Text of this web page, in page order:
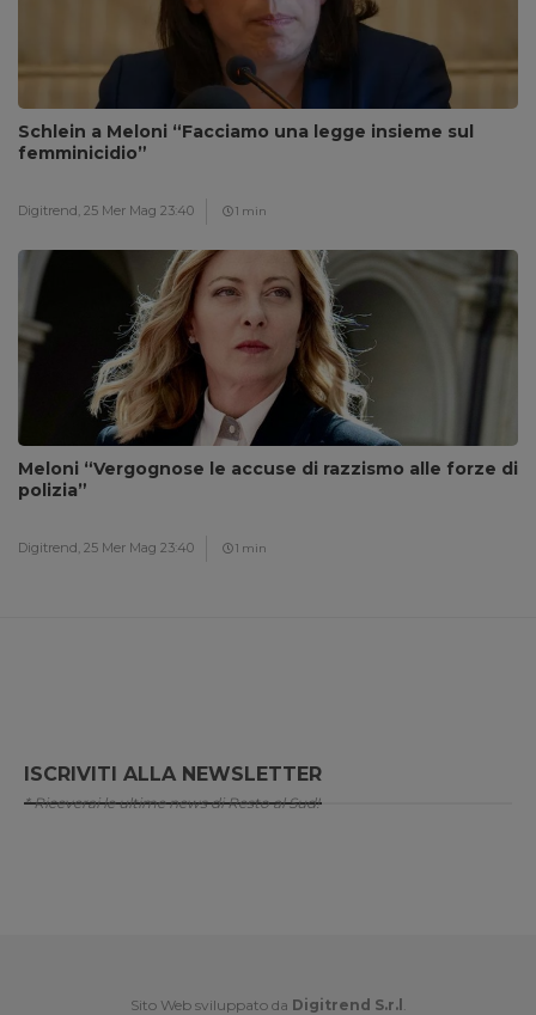
Schlein a Meloni “Facciamo una legge insieme sul
femminicidio”
Digitrend, 25 Mer Mag 23:40 1 min
Meloni “Vergognose le accuse di razzismo alle forze di
polizia”
Digitrend, 25 Mer Mag 23:40 1 min
ISCRIVITI ALLA NEWSLETTER
* Riceverai le ultime news di Resto al Sud!
Sito Web sviluppato da Digitrend S.r.l .